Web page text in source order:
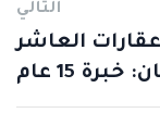
التالي
العاشر
15 عام